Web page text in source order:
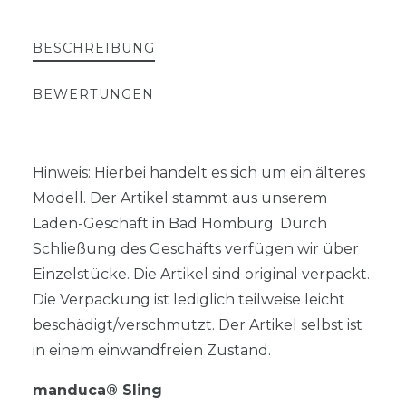
BESCHREIBUNG
BEWERTUNGEN
Hinweis: Hierbei handelt es sich um ein älteres
Modell. Der Artikel stammt aus unserem
Laden-Geschäft in Bad Homburg. Durch
Schließung des Geschäfts verfügen wir über
Einzelstücke. Die Artikel sind original verpackt.
Die Verpackung ist lediglich teilweise leicht
beschädigt/verschmutzt. Der Artikel selbst ist
in einem einwandfreien Zustand.
manduca® Sling